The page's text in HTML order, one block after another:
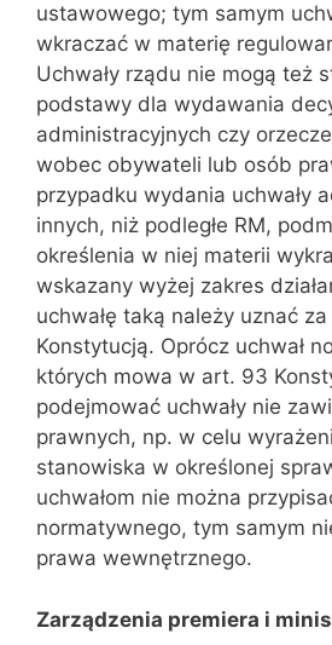
ustawowego; tym samym
wkraczać w materię
Uchwały rządu nie mogą też
podstawy dla wydawania
admi‌nistracyjnych czy
wobec obywateli lub osób
przypadku wydania uchwały
innych, niż podległe RM,
określenia w niej materii
wskazany wyżej zakres
uchwałę taką należy uznać
Konstytu‌cją. Oprócz uchwał
których mowa w art. 93
podejmować uchwały nie
prawnych, np. w celu
stanowiska w określonej
uchwałom nie można
normatywnego, tym samym
prawa wewnętrznego.
Zarządzenia premiera i